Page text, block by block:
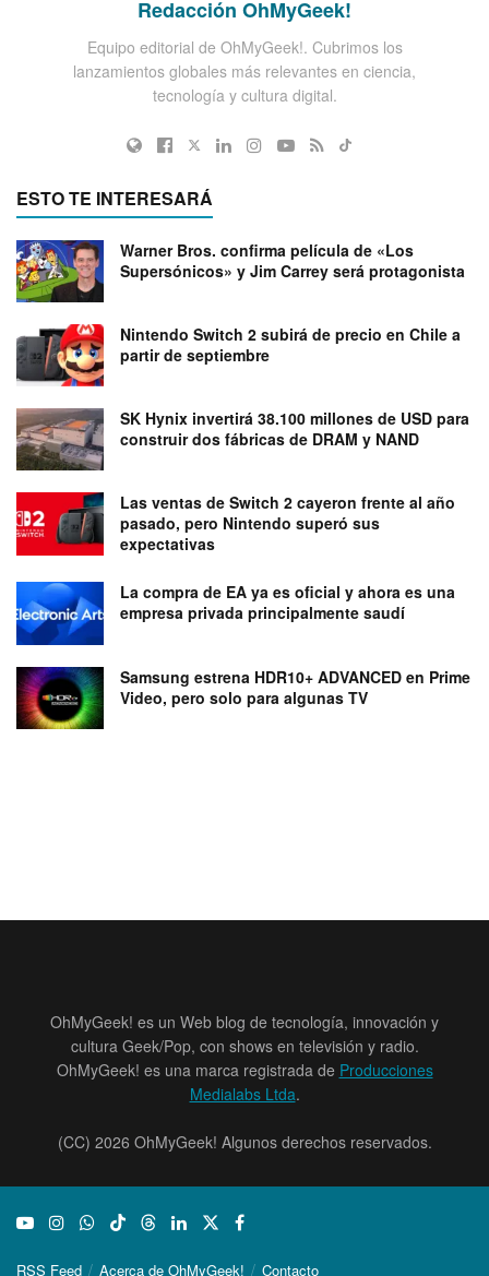
Redacción OhMyGeek!
Equipo editorial de OhMyGeek!. Cubrimos los
lanzamientos globales más relevantes en ciencia,
tecnología y cultura digital.
ESTO TE INTERESARÁ
Warner Bros. confirma película de «Los
Supersónicos» y Jim Carrey será protagonista
Nintendo Switch 2 subirá de precio en Chile a
partir de septiembre
SK Hynix invertirá 38.100 millones de USD para
construir dos fábricas de DRAM y NAND
Las ventas de Switch 2 cayeron frente al año
pasado, pero Nintendo superó sus
expectativas
La compra de EA ya es oficial y ahora es una
empresa privada principalmente saudí
Samsung estrena HDR10+ ADVANCED en Prime
Video, pero solo para algunas TV
OhMyGeek! es un Web blog de tecnología, innovación y
cultura Geek/Pop, con shows en televisión y radio.
OhMyGeek! es una marca registrada de Producciones
Medialabs Ltda.
(CC) 2026 OhMyGeek! Algunos derechos reservados.
RSS Feed Acerca de OhMyGeek! Contacto